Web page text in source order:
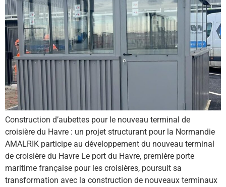
Construction d’aubettes pour le nouveau terminal de
croisière du Havre : un projet structurant pour la Normandie
AMALRIK participe au développement du nouveau terminal
de croisière du Havre Le port du Havre, première porte
maritime française pour les croisières, poursuit sa
transformation avec la construction de nouveaux terminaux